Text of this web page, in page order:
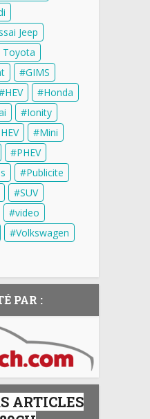
Jeep
Toyota
GIMS
HEV
Honda
Ionity
Mini
PHEV
Publicite
SUV
video
Volkswagen
PAR :
ARTICLES